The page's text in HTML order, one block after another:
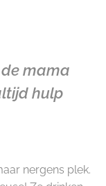
mama
hulp
nergens plek.